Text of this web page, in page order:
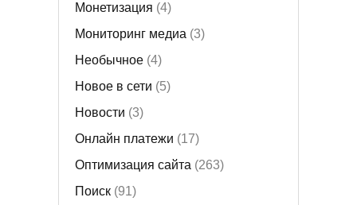
Монетизация (4)
Мониторинг медиа (3)
Необычное(4)
Новое в сети (5)
Новости (3)
Онлайн платежи (17)
Оптимизация сайта (263)
Поиск(91)